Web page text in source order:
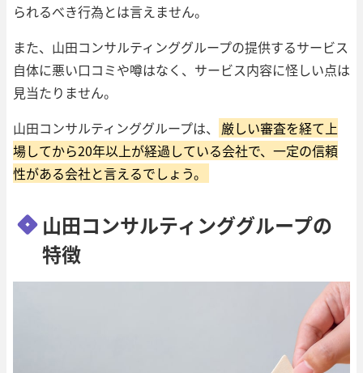
られるべき行為とは言えません。
また、山田コンサルティンググループの提供するサービス
自体に悪い口コミや噂はなく、サービス内容に怪しい点は
見当たりません。
山田コンサルティンググループは、
厳しい審査を経て上
場してから20年以上が経過している会社で、一定の信頼
性がある会社と言えるでしょう。
山田コンサルティンググループの
特徴